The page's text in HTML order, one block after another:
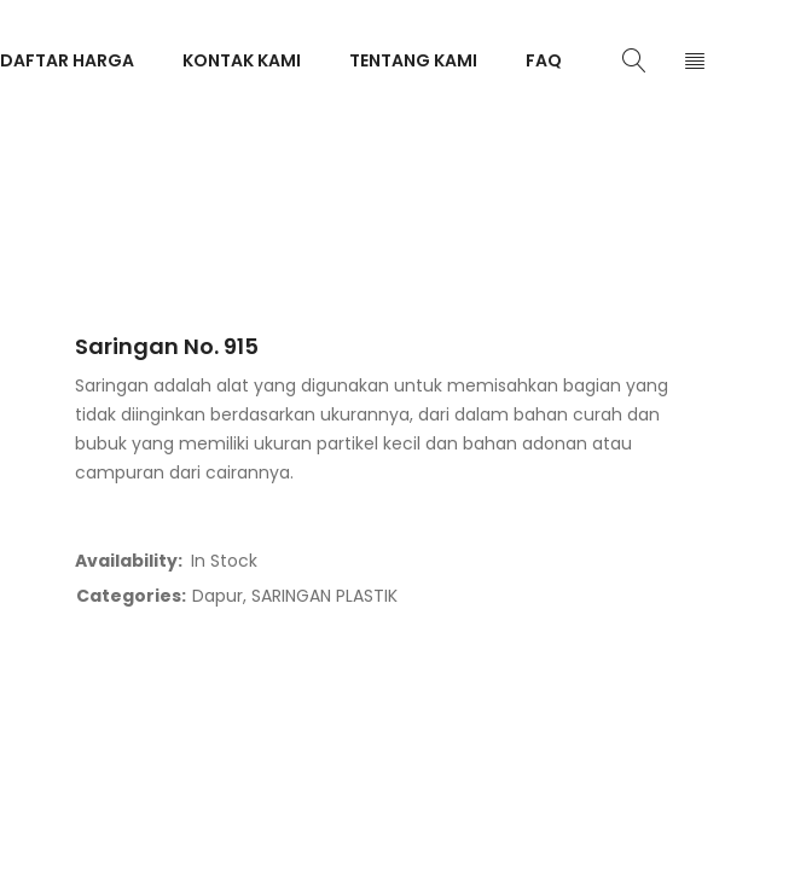
DAFTAR HARGA KONTAK KAMI TENTANG KAMI FAQ
Saringan No. 915
Saringan adalah alat yang digunakan untuk memisahkan bagian yang
tidak diinginkan berdasarkan ukurannya, dari dalam bahan curah dan
bubuk yang memiliki ukuran partikel kecil dan bahan adonan atau
campuran dari cairannya.
Availability: In Stock
Categories: Dapur, SARINGAN PLASTIK